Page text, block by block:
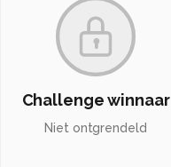
Challenge winnaar
Niet ontgrendeld